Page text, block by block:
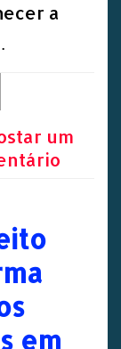
a
um
em